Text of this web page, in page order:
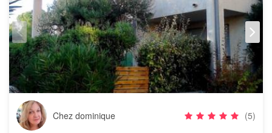
Chez dominique (5)